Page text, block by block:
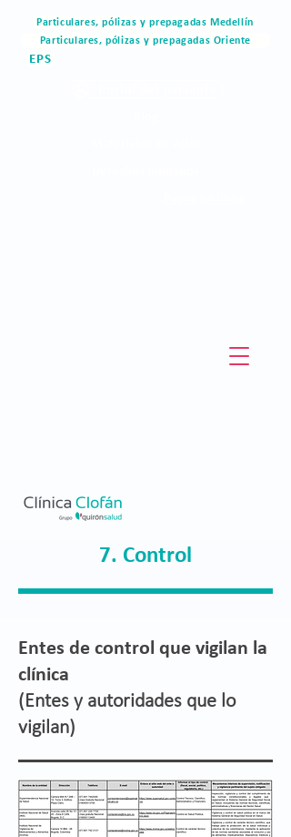
Particulares, pólizas y prepagadas Medellín
Particulares, pólizas y prepagadas Oriente
EPS
7. Control
Entes de control que vigilan la
clínica
(Entes y autoridades que lo
vigilan)